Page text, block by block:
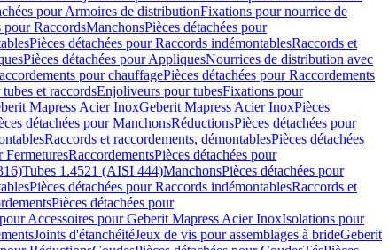
pour Armoires de distributionFixations pour nourrice de
pour RaccordsManchonsPièces détachées pour
Pièces détachées pour Raccords indémontablesRaccords et
Pièces détachées pour AppliquesNourrices de distribution avec
pour chauffagePièces détachées pour Raccordements
et raccordsEnjoliveurs pour tubesFixations pour
Mapress Acier InoxGeberit Mapress Acier InoxPièces
détachées pour ManchonsRéductionsPièces détachées pour
Raccords et raccordements, démontablesPièces détachées
FermeturesRaccordementsPièces détachées pour
Tubes 1.4521 (AISI 444)ManchonsPièces détachées pour
Pièces détachées pour Raccords indémontablesRaccords et
Pièces détachées pour
Accessoires pour Geberit Mapress Acier InoxIsolations pour
Joints d'étanchéitéJeux de vis pour assemblages à brideGeberit